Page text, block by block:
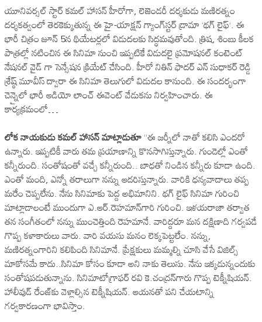
యూనివర్సల్ స్టార్ కమల్ హాసన్ హీరోగా, లెజెండరీ దర్శకుడు మణిరత్నం
దర్శకత్వంలో తెరకెక్కుతున్న ఈ హై-యాక్ష‌న్‌ గ్యాంగ్‌స్టర్ డ్రామా ‘థగ్ లైఫ్’. ఈ
భారీ చిత్రం జూన్ 5న థియేటర్లలో విడుదలకు సిద్ధమవుతోంది. త్రిష, శింబు కీలక
పాత్రల్లో నటించిన ఈ సినిమా నుంచి ఇప్పటికే విడుదలై ప్రమోషనల్ కంటెంట్
నేషనల్ వైడ్ గా సెన్సేషన క్రియేట్ చేసింది. హీరో నితిన్ ఫాదర్ ఎన్ సుధాకర్ రెడ్డి
శ్రేష్ఠ్ మూవీస్ ద్వారా ఈ సినిమా తెలుగులో విడుదల కానుంది. ఈ సంద‌ర్భంగా
చెన్నైలో భారీ ఆడియో లాంచ్ ఈవెంట్ వేడుక‌ను నిర్వ‌హించారు. ఈ
కార్య‌క్ర‌మంలో…
లోక నాయ‌కుడు క‌మ‌ల్ హాస‌న్ మాట్లాడుతూ‘‘ఈ జ‌ర్నీలో నాతో క‌లిసి ఎంద‌రో
ఉన్నారు. ఇప్ప‌టికీ వారు త‌మ ప్ర‌యాణాన్ని కొన‌సాగిస్తున్నారు. గుండెల్లో ఎంతో
క‌న్నీరుంది. సంతోషంతో వ‌చ్చే క‌న్నీరుంది.. బాధ‌తో నిండిన క‌న్నీరు కూడా ఉంది.
ఎంతో మంది, ఎన్నో త‌రాలుగా న‌న్ను ఆద‌రిస్తున్నారు. వారికి ధ‌న్య‌వాదాలు త‌ప్ప
మ‌రేం చెప్ప‌లేను. నేను సినిమాకు పెద్ద అభిమానిని. థ‌గ్ లైఫ్ సినిమా గురించి
మాట్లాడాలంటే ముందుగా ఎ.ఆర్‌.రెహ‌మాన్‌గారి గురించి. ఇళ‌య‌రాజా త‌ర్వాత
త‌న సంగీతంలో న‌న్ను ముంచెత్తింది రెహ‌మానే. వారిద్ద‌రూ మ‌న ద‌క్షిణాది గ‌ర్వ‌ప‌డే
గొప్ప క‌ళాకారులు వారు. వారి వ‌య‌సు మ‌నం లెక్క‌పెట్ట‌లేం. న‌న్ను,
మ‌ణిర‌త్నంగారిని క‌లిపింది సినిమానే. ప్రేక్ష‌కులు మ‌మ్మ‌ల్ని చూసి వేసే విజిల్స్
మాకోస‌మే కాదు..సినిమా కోసం కూడా అని నాకు తెలుసు. నేను ఇక్క‌డున్నందుకు
సంతోష‌ప‌డుతున్నాను. సినిమాటోగ్రాఫ‌ర్ ర‌వి కె.చంద్ర‌న్‌గారు గొప్ప టెక్నీషియ‌న్‌.
హాలీవుడ్ రేంజ్‌కు వెళ్లాల్సిన టెక్నీషియ‌న్‌. ఆయ‌న‌తో ప‌ని చేయ‌టాన్ని
గ‌ర్వ‌కార‌ణంగా భావిస్తాం.